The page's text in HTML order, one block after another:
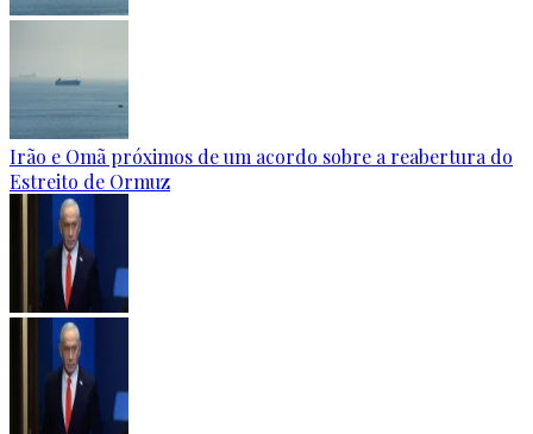
Irão e Omã próximos de um acordo sobre a reabertura do
Estreito de Ormuz